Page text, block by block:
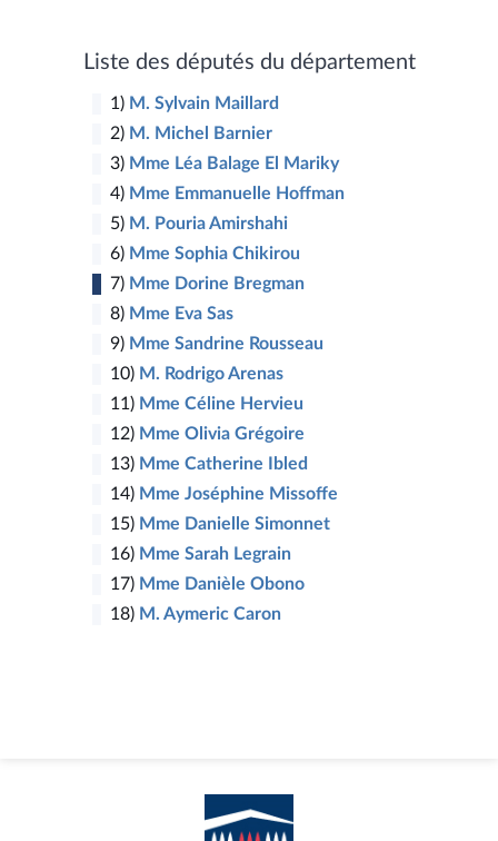
Liste des députés du département
1) M. Sylvain Maillard
2) M. Michel Barnier
3) Mme Léa Balage El Mariky
4) Mme Emmanuelle Hoffman
5) M. Pouria Amirshahi
6) Mme Sophia Chikirou
7) Mme Dorine Bregman
8) Mme Eva Sas
9) Mme Sandrine Rousseau
10) M. Rodrigo Arenas
11) Mme Céline Hervieu
12) Mme Olivia Grégoire
13) Mme Catherine Ibled
14) Mme Joséphine Missoffe
15) Mme Danielle Simonnet
16) Mme Sarah Legrain
17) Mme Danièle Obono
18) M. Aymeric Caron